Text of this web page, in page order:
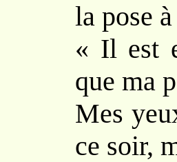
la pose
« Il est
que ma
Mes
ce soir,